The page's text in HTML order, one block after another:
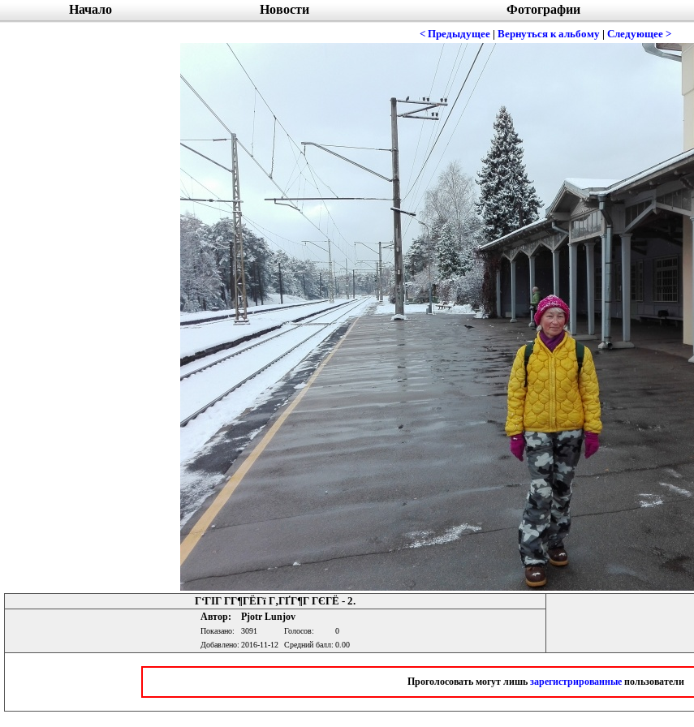
Начало Новости Фотографии
< Предыдущее | Вернуться к альбому | Следующее >
Г‘ГІГ Г­Г¶ГЁГї Г‚ГҐГ¶Г ГЄГЁ - 2.
Автор: Pjotr Lunjov
Показано: 3091 Голосов:
0
Добавлено: 2016-11-12 Средний балл: 0.00
Проголосовать могут лишь зарегистрированныепользователи